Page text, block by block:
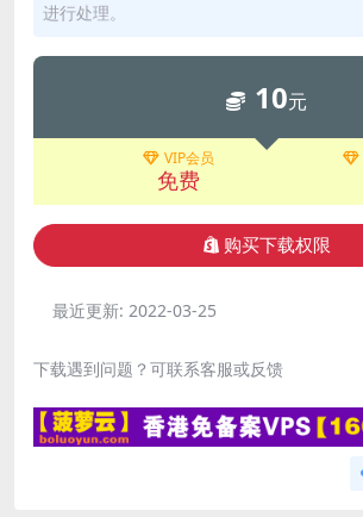
进行处理。
10元
VIP会员
免费
购买下载权限
最近更新: 2022-03-25
下载遇到问题？可联系客服或反馈